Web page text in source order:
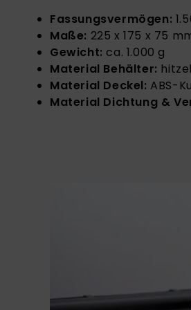
Fassungsvermögen:
Maße: 225 x 175 x 75
Gewicht: ca. 1.000 g
Material Behälter:
Material Deckel: ABS-
Material Dichtung &